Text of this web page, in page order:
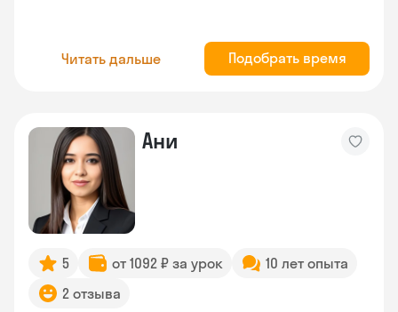
Читать дальше Подобрать время
Ани
5 от 1092 ₽ за урок
10 лет опыта
2 отзыва